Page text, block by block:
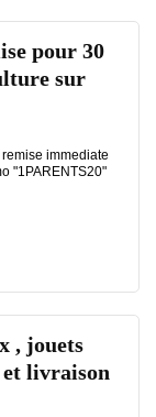
pour 30
sur
immediate
"1PARENTS20"
, jouets
et livraison